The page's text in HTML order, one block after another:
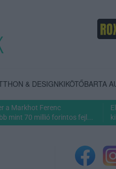
& DESIGNKIKÖTŐBARTA
a Markhot Ferenc
mint 70 millió forintos fejl...